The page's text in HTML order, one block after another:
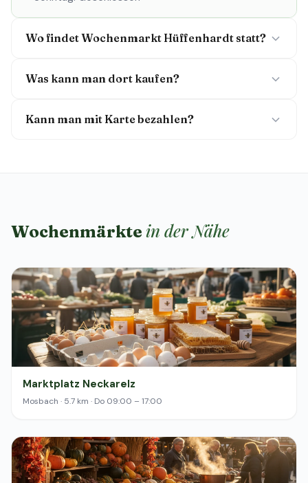
Wo findet Wochenmarkt Hüffenhardt statt?
Was kann man dort kaufen?
Kann man mit Karte bezahlen?
Wochenmärkte in der Nähe
Marktplatz Neckarelz
Mosbach · 5.7 km · Do 09:00 – 17:00